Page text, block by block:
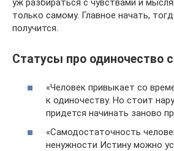
уж разбираться с чувствами и
только самому. Главное начать,
получится.
Статусы про одиночество
«Человек привыкает со
к одиночеству. Но стоит
придется начинать заново
«Самодостаточность
ненужности Истину можно